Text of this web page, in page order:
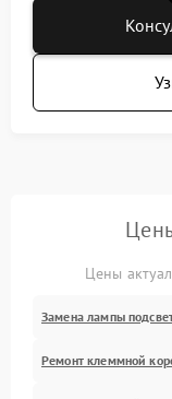
Цены
Замена лампы
Ремонт клеммной